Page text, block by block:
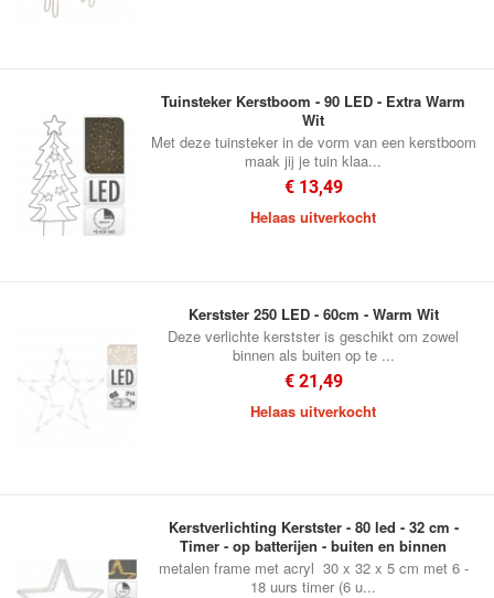
Tuinsteker Kerstboom - 90 LED - Extra Warm
Wit
Met deze tuinsteker in de vorm van een kerstboom
maak jij je tuin klaa...
€ 13,49
Helaas uitverkocht
Kerstster 250 LED - 60cm - Warm Wit
Deze verlichte kerstster is geschikt om zowel
binnen als buiten op te ...
€ 21,49
Helaas uitverkocht
Kerstverlichting Kerstster - 80 led - 32 cm -
Timer - op batterijen - buiten en binnen
metalen frame met acryl 30 x 32 x 5 cm met 6 -
18 uurs timer (6 u...